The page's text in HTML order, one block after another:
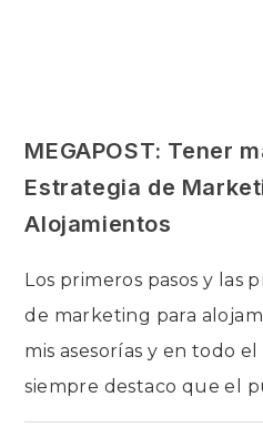
MEGAPOST: Tener
Estrategia de
Alojamientos
Los primeros pasos y las
de marketing para
mis asesorías y en todo
siempre destaco que el